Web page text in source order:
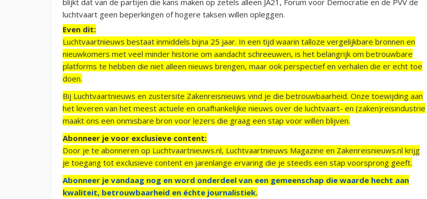
luchtvaart geen beperkingen of hogere taksen willen opleggen.
Even dit:
Luchtvaartnieuws bestaat inmiddels bijna 25 jaar. In een tijd waarin talloze vergelijkbare bronnen en
nieuwkomers met veel minder historie om aandacht schreeuwen, is het belangrijk om betrouwbare
platforms te hebben die niet alleen nieuws brengen, maar ook perspectief en verhalen die er echt toe
doen.
Bij Luchtvaartnieuws en zustersite Zakenreisnieuws vind je die betrouwbaarheid. Onze toewijding aan
het leveren van het meest actuele en onafhankelijke nieuws over de luchtvaart- en (zaken)reisindustrie
maakt ons een onmisbare bron voor lezers die graag een stap voor willen blijven.
Abonneer je voor exclusieve content:
Door je te abonneren op Luchtvaartnieuws.nl, Luchtvaartnieuws Magazine en Zakenreisnieuws.nl krijg
je toegang tot exclusieve content en jarenlange ervaring die je steeds een stap voorsprong geeft.
Abonneer je vandaag nog en word onderdeel van een gemeenschap die waarde hecht aan
kwaliteit, betrouwbaarheid en échte journalistiek.